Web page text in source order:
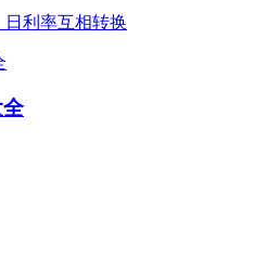
利率互相转换